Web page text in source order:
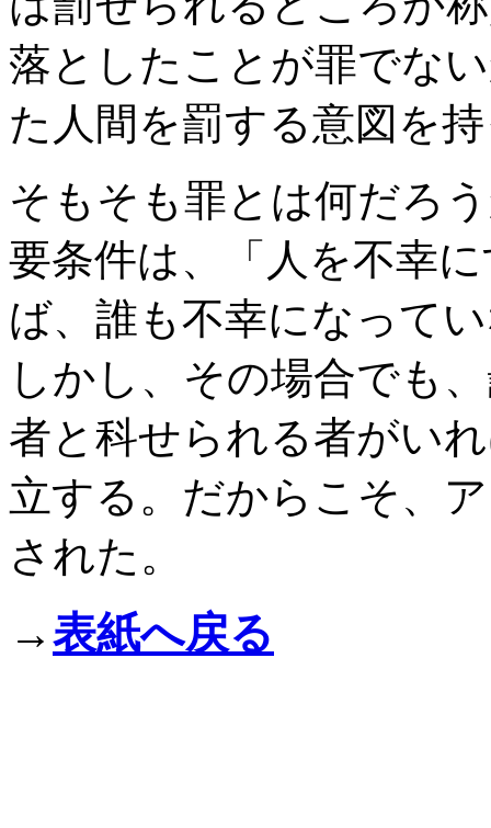
落としたことが罪でな
た人間を罰する意図を
そもそも罪とは何だろ
要条件は、「人を不幸
ば、誰も不幸になって
しかし、その場合でも
者と科せられる者がい
立する。だからこそ、
された。
→表紙へ戻る